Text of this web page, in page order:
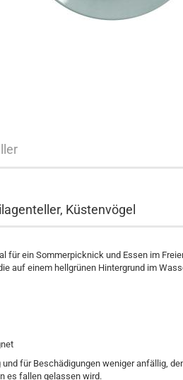
Küstenvögel
für ein Sommerpicknick und Essen im
auf einem hellgrünen Hintergrund im
für Beschädigungen weniger anfällig,
es fallen gelassen wird.